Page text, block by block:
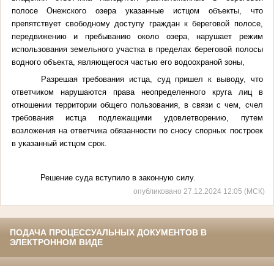
полосе Онежского озера указанные истцом объекты, что
препятствует свободному доступу граждан к береговой полосе,
передвижению и пребыванию около озера, нарушает режим
использования земельного участка в пределах береговой полосы
водного объекта, являющегося частью его водоохраной зоны,
Разрешая требования истца, суд пришел к выводу, что
ответчиком нарушаются права неопределенного круга лиц в
отношении территории общего пользования, в связи с чем, счел
требования истца подлежащими удовлетворению, путем
возложения на ответчика обязанности по сносу спорных построек
в указанный истцом срок.
Решение суда вступило в законную силу.
опубликовано 27.12.2024 12:05 (МСК)
ПОДАЧА ПРОЦЕССУАЛЬНЫХ ДОКУМЕНТОВ В
ЭЛЕКТРОННОМ ВИДЕ